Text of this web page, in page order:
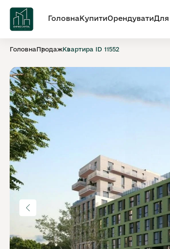
ГоловнаКупитиОрендуватиДля
ГоловнаПродажКвартира ID 11552